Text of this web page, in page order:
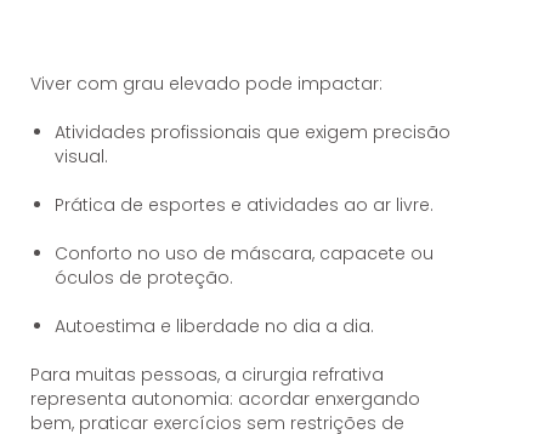
Viver com grau elevado pode impactar:
Atividades profissionais que exigem precisão
visual.
Prática de esportes e atividades ao ar livre.
Conforto no uso de máscara, capacete ou
óculos de proteção.
Autoestima e liberdade no dia a dia.
Para muitas pessoas, a cirurgia refrativa
representa autonomia: acordar enxergando
bem, praticar exercícios sem restrições de